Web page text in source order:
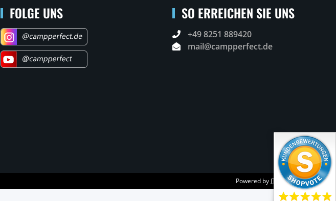
FOLGE UNS SO ERREICHEN SIE UNS
+49 8251 889420
mail@campperfect.de
Powered by JTL-Shop